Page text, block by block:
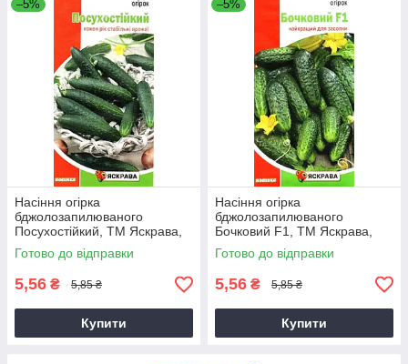
–5%
Насіння огірка
бджолозапилюваного
Посухостійкий, ТМ Яскрава,
1г
Готово до відправки
5,56 ₴ 5,85 ₴
Купити
–5%
Насіння огірка
бджолозапилюваного
Бочковий F1, ТМ Яскрава,
0,5г
Готово до відправки
5,56 ₴ 5,85 ₴
Купити